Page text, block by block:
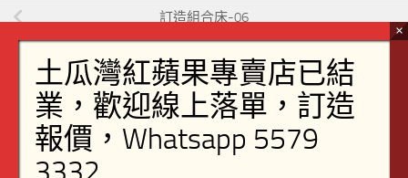
訂造組合床-06
訂造傢俬
客廳
茶几